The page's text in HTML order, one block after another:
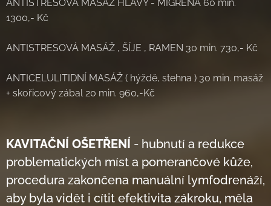
ANTISTRESOVÁ MASÁŽ HLAVY - MIGRÉNA 60 min.
1300,- Kč
ANTISTRESOVÁ MASÁŽ , ŠÍJE , RAMEN 30 min. 730,- Kč
ANTICELULITIDNÍ MASÁŽ ( hýždě, stehna ) 30 min. masáž
+ skořicový zábal 20 min. 960,-Kč
KAVITAČNÍ OŠETŘENÍ - hubnutí a redukce
problematických míst a pomerančové kůže,
procedura zakončena manuální lymfodrenáží,
aby byla vidět i cítit efektivita zákroku, měla